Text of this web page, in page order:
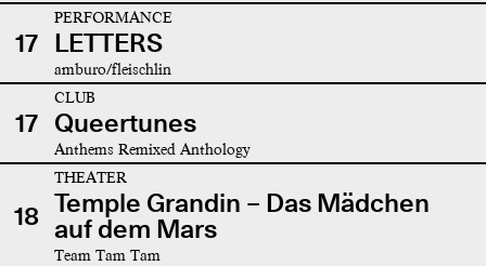
17
PERFORMANCE
LETTERS
amburo/fleischlin
17
CLUB
Queertunes
Anthems Remixed Anthology
18
THEATER
Temple Grandin – Das Mädchen
auf dem Mars
Team Tam Tam